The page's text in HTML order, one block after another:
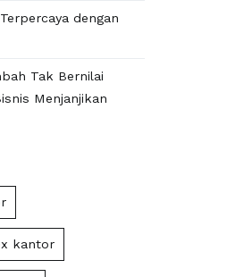
dengan
Tak Bernilai
Menjanjikan
kantor